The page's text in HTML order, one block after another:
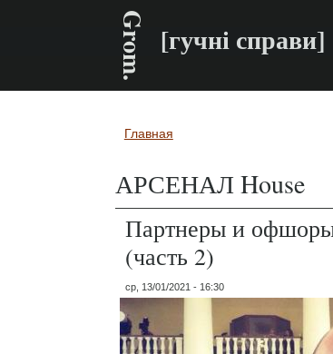
Grom. [гучні справи]
Вы здесь
Главная
АРСЕНАЛ House
Партнеры и
(часть 2)
ср, 13/01/2021 - 16:30